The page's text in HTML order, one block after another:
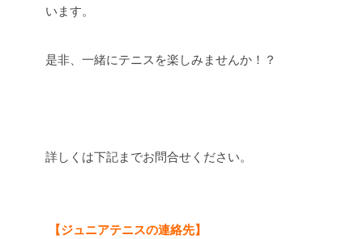
います。
是非、一緒にテニスを楽しみませんか！？
詳しくは下記までお問合せください。
【ジュニアテニスの連絡先】